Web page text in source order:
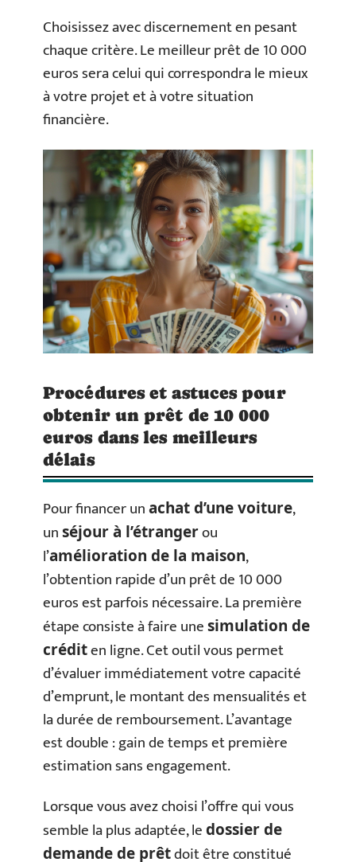
Choisissez avec discernement en pesant
chaque critère. Le meilleur prêt de 10 000
euros sera celui qui correspondra le mieux
à votre projet et à votre situation
financière.
Procédures et astuces pour
obtenir un prêt de 10 000
euros dans les meilleurs
délais
Pour financer unachat d’une voiture,
unséjour à l’étrangerou
l’amélioration de la maison,
l’obtention rapide d’un prêt de 10 000
euros est parfois nécessaire. La première
étape consiste à faire unesimulation de
créditen ligne. Cet outil vous permet
d’évaluer immédiatement votre capacité
d’emprunt, le montant des mensualités et
la durée de remboursement. L’avantage
est double : gain de temps et première
estimation sans engagement.
Lorsque vous avez choisi l’offre qui vous
semble la plus adaptée, ledossier de
demande de prêtdoit être constitué